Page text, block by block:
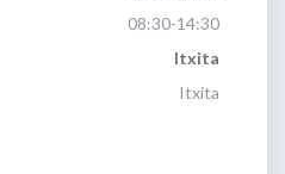
08:30-14:30
Itxita
Itxita